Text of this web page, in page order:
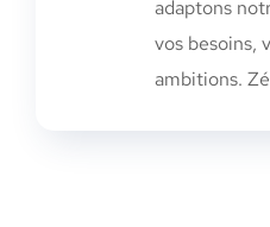
adaptons
vos besoins,
ambitions.